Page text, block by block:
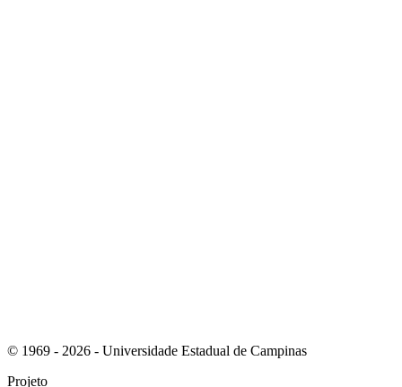
© 1969 - 2026 - Universidade Estadual de Campinas
Projeto